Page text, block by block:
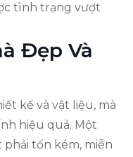
tình trạng vượt
Đẹp Và
kế và vật liệu, mà
hiệu quả. Một
tốn kém, miễn